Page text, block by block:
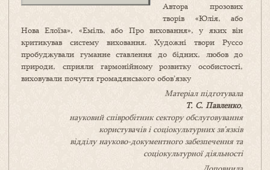
Автора прозових
творів «Юлія, або
Нова Елоїза», «Еміль, або Про виховання», у яких він
критикував систему виховання. Художні твори Руссо
пробуджували гуманне ставлення до бідних, любов до
природи, сприяли гармонійному розвитку особистості,
виховували почуття громадянського обов’язку
Матеріал підготувала
Т. С. Павленко,
науковий співробітник сектору обслуговування
користувачів і соціокультурних зв’язків
відділу науково-документного забезпечення та
соціокультурної діяльності